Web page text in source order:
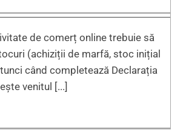
de comerț online trebuie să
(achiziții de marfă, stoc inițial
când completează Declarația
venitul [...]